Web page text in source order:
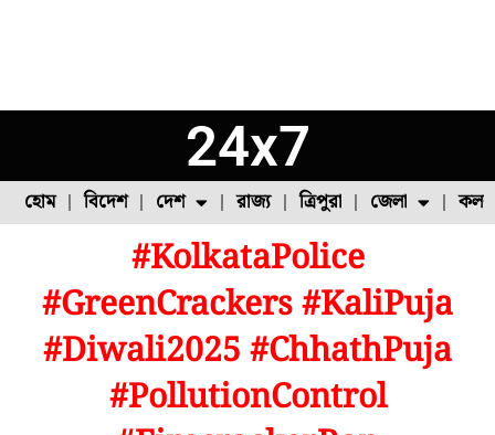
24x7
হোম বিদেশ দেশ
ফুল চাষ ফল চাষ মাছ চাষ
রাজ্য ত্রিপুরা জেলা
#KolkataPolice
#GreenCrackers #KaliPuja
#Diwali2025 #ChhathPuja
#PollutionControl